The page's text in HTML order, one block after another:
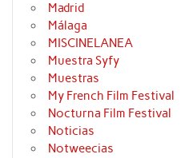
Madrid
Málaga
MISCINELANEA
Muestra Syfy
Muestras
My French Film Festival
Nocturna Film Festival
Noticias
Notweecias